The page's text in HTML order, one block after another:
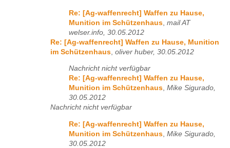
Re: [Ag-waffenrecht] Waffen zu Hause,
Munition im Schützenhaus mail AT
welser.info, 30.05.2012
Re: [Ag-waffenrecht] Waffen zu Hause, Munition
im Schützenhaus oliver huber, 30.05.2012
Nachricht nicht verfügbar
Re: [Ag-waffenrecht] Waffen zu Hause,
Munition im Schützenhaus, Mike Sigurado,
30.05.2012
Nachricht nicht verfügbar
Re: [Ag-waffenrecht] Waffen zu Hause,
Munition im Schützenhaus Mike Sigurado,
30.05.2012